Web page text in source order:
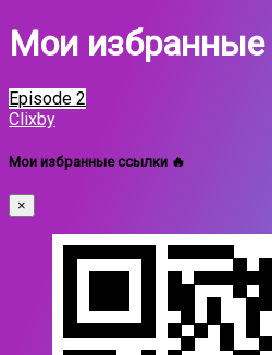
Мои избранные
Episode 2
Clixby
Мои избранные ссылки 🔥
×